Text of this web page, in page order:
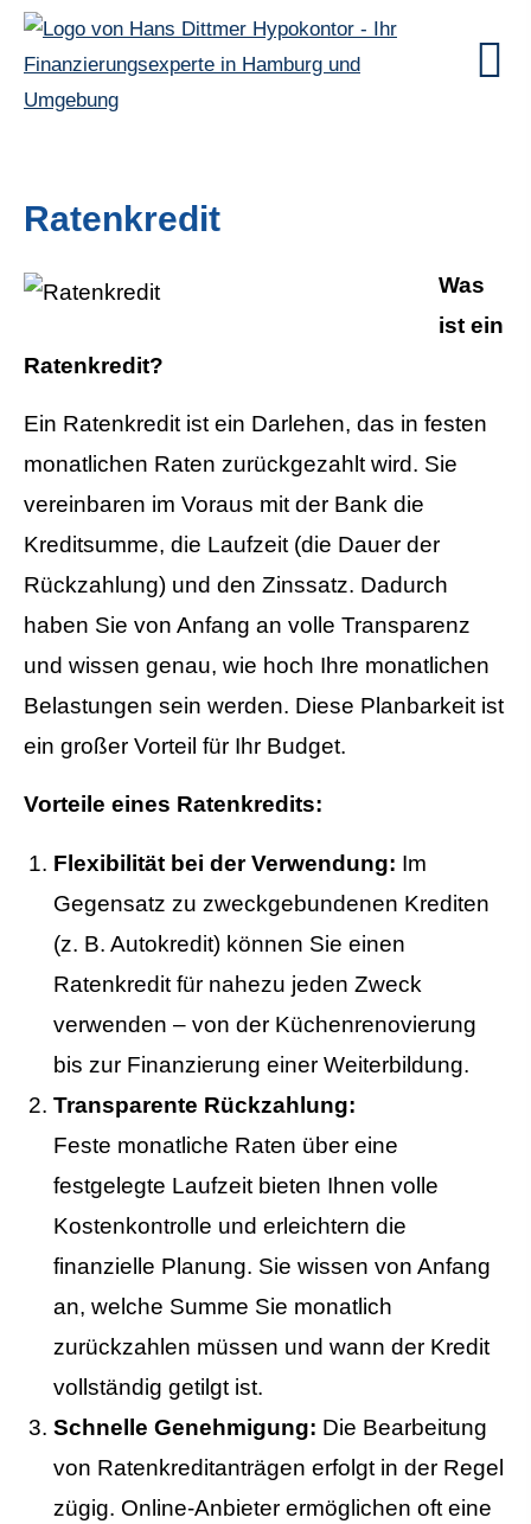
Ratenkredit
Was
ist ein
Ratenkredit?
Ein Ratenkredit ist ein Darlehen, das in festen
monatlichen Raten zurückgezahlt wird. Sie
vereinbaren im Voraus mit der Bank die
Kreditsumme, die Laufzeit (die Dauer der
Rückzahlung) und den Zinssatz. Dadurch
haben Sie von Anfang an volle Transparenz
und wissen genau, wie hoch Ihre monatlichen
Belastungen sein werden. Diese Planbarkeit ist
ein großer Vorteil für Ihr Budget.
Vorteile eines Ratenkredits:
Flexibilität bei der Verwendung: Im
Gegensatz zu zweckgebundenen Krediten
(z. B. Autokredit) können Sie einen
Ratenkredit für nahezu jeden Zweck
verwenden – von der Küchenrenovierung
bis zur Finanzierung einer Weiterbildung.
Transparente Rückzahlung:
Feste monatliche Raten über eine
festgelegte Laufzeit bieten Ihnen volle
Kostenkontrolle und erleichtern die
finanzielle Planung. Sie wissen von Anfang
an, welche Summe Sie monatlich
zurückzahlen müssen und wann der Kredit
vollständig getilgt ist.
Schnelle Genehmigung: Die Bearbeitung
von Ratenkreditanträgen erfolgt in der Regel
zügig. Online-Anbieter ermöglichen oft eine
Datenschutzerklärung